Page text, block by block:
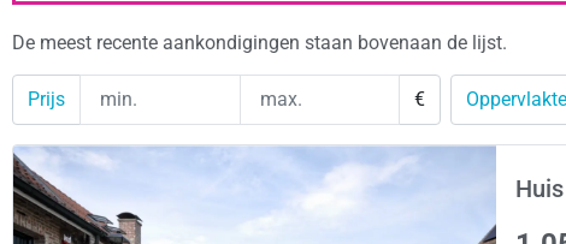
De meest recente aankondigingen staan bovenaan de lijst.
Prijs €